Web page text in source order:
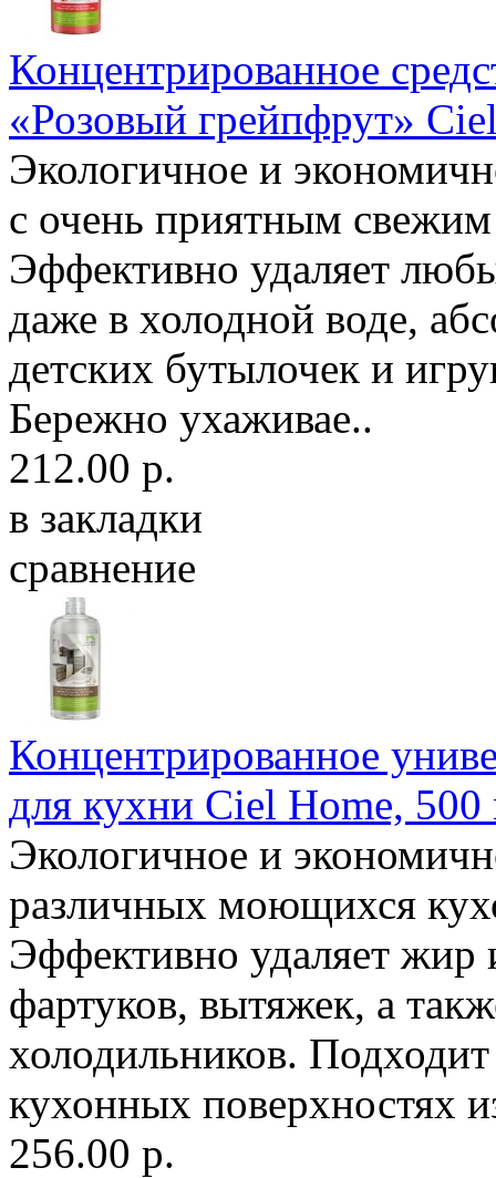
Концентрированное
«Розовый грейпфрут»
Экологичное и
с очень приятным
Эффективно удаляет
даже в холодной воде,
детских бутылочек и
Бережно ухаживае..
212.00 р.
в закладки
сравнение
Концентрированное
для кухни Ciel Home, 500
Экологичное и
различных моющихся
Эффективно удаляет жир
фартуков, вытяжек, а
холодильников.
кухонных поверхностях
256.00 р.